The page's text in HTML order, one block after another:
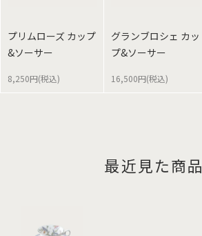
プリムローズ カップ
&ソーサー
8,250円(税込)
グランブロシェ カッ
プ&ソーサー
16,500円(税込)
最近見た商品